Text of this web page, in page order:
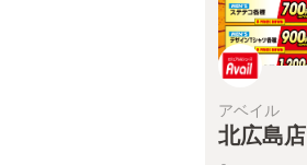
アベイル
北広島店